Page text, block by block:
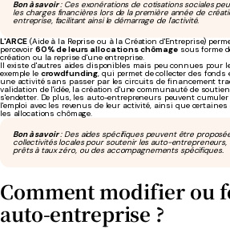
Bon à savoir: Ces exonérations de cotisations sociales
les charges financières lors de la première année de
entreprise, facilitant ainsi le démarrage de l'activité.
L'ARCE (Aide à la Reprise ou à la Création d'Entreprise)
percevoir 60% de leurs allocations chômagesous forme
création ou la reprise d'une entreprise.
Il existe d'autres aides disponibles mais peu connues pour
exemple le crowdfunding, qui permet de collecter des
une activité sans passer par les circuits de financement
validation de l'idée, la création d'une communauté de
s'endetter. De plus, les auto-entrepreneurs peuvent
l'emploi avec les revenus de leur activité, ainsi que certaines
les allocations chômage.
Bon à savoir: Des aides spécifiques peuvent être
collectivités locales pour soutenir les auto-entrepreneurs,
prêts à taux zéro, ou des accompagnements spécifiques.
Comment modifier ou
auto-entreprise ?